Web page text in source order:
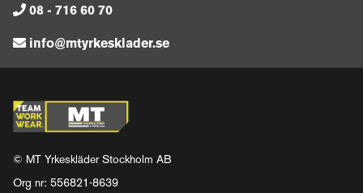
08 - 716 60 70
info@mtyrkesklader.se
© MT Yrkeskläder Stockholm AB
Org nr: 556821-8639